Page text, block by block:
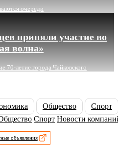
очереди
приняли участие во
волна»
70-летие города Чайковского
Общество
Спорт
Спорт Новости
объявления